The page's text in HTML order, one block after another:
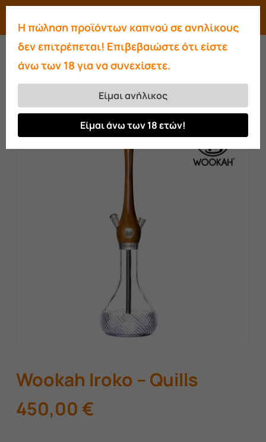
Skip
main
content
searchaccount
Αρχική σελίδα Ναργιλέδες
Wookah
Wookah Iroko – Quills
Wookah Iroko – Quills
450,00 €
Close
Η πώληση προϊόντων καπνού σε ανηλίκους
δεν επιτρέπεται! Επιβεβαιώστε ότι είστε
άνω των 18 για να συνεχίσετε.
Είμαι ανήλικος
Είμαι άνω των 18 ετών!